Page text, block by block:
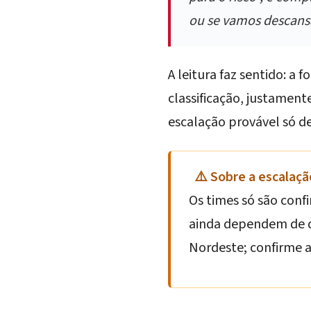
ou se vamos
A leitura faz sentido: a
classificação,
escalação provável só
⚠️ Sobre a
Os times só são
ainda dependem de
Nordeste; confirme